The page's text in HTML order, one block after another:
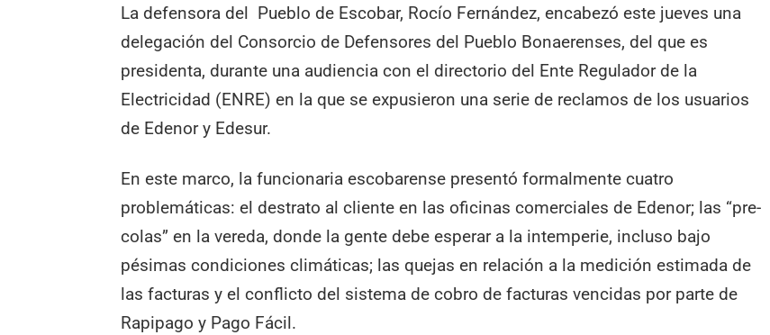
La defensora del Pueblo de Escobar, Rocío Fernández, encabezó este jueves una
delegación del Consorcio de Defensores del Pueblo Bonaerenses, del que es
presidenta, durante una audiencia con el directorio del Ente Regulador de la
Electricidad (ENRE) en la que se expusieron una serie de reclamos de los usuarios
de Edenor y Edesur.
En este marco, la funcionaria escobarense presentó formalmente cuatro
problemáticas: el destrato al cliente en las oficinas comerciales de Edenor; las “pre-
colas” en la vereda, donde la gente debe esperar a la intemperie, incluso bajo
pésimas condiciones climáticas; las quejas en relación a la medición estimada de
las facturas y el conflicto del sistema de cobro de facturas vencidas por parte de
Rapipago y Pago Fácil.